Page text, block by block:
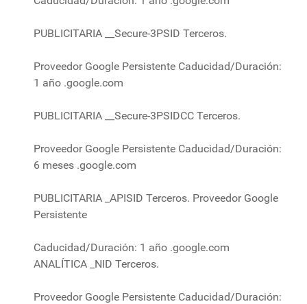
PUBLICITARIA __Secure-3PSID Terceros.
Proveedor Google Persistente Caducidad/Duración:
1 año .google.com
PUBLICITARIA __Secure-3PSIDCC Terceros.
Proveedor Google Persistente Caducidad/Duración:
6 meses .google.com
PUBLICITARIA _APISID Terceros. Proveedor Google
Persistente
Caducidad/Duración: 1 año .google.com
ANALÍTICA _NID Terceros.
Proveedor Google Persistente Caducidad/Duración: